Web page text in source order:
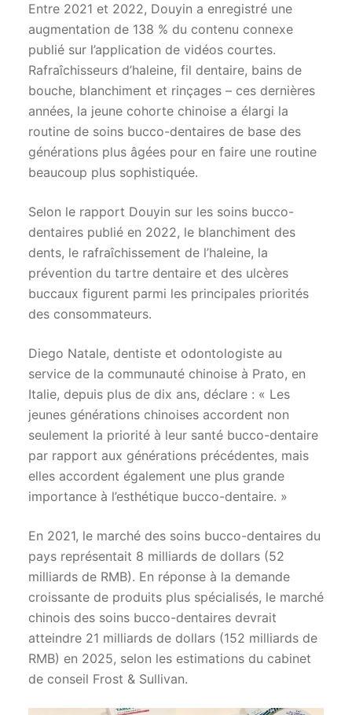
Entre 2021 et 2022, Douyin a enregistré une
augmentation de 138 % du contenu connexe
publié sur l’application de vidéos courtes.
Rafraîchisseurs d’haleine, fil dentaire, bains de
bouche, blanchiment et rinçages – ces dernières
années, la jeune cohorte chinoise a élargi la
routine de soins bucco-dentaires de base des
générations plus âgées pour en faire une routine
beaucoup plus sophistiquée.
Selon le rapport Douyin sur les soins bucco-
dentaires publié en 2022, le blanchiment des
dents, le rafraîchissement de l’haleine, la
prévention du tartre dentaire et des ulcères
buccaux figurent parmi les principales priorités
des consommateurs.
Diego Natale, dentiste et odontologiste au
service de la communauté chinoise à Prato, en
Italie, depuis plus de dix ans, déclare : « Les
jeunes générations chinoises accordent non
seulement la priorité à leur santé bucco-dentaire
par rapport aux générations précédentes, mais
elles accordent également une plus grande
importance à l’esthétique bucco-dentaire. »
En 2021, le marché des soins bucco-dentaires du
pays représentait 8 milliards de dollars (52
milliards de RMB). En réponse à la demande
croissante de produits plus spécialisés, le marché
chinois des soins bucco-dentaires devrait
atteindre 21 milliards de dollars (152 milliards de
RMB) en 2025, selon les estimations du cabinet
de conseil Frost & Sullivan.